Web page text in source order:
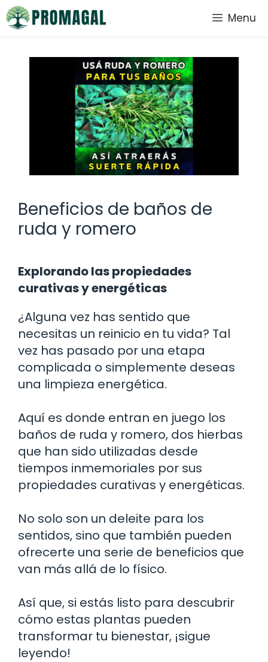
Saltar
al
Menu
Beneficios de baños de
ruda y romero
Explorando las propiedades
curativas y energéticas
¿Alguna vez has sentido que
necesitas un reinicio en tu vida? Tal
vez has pasado por una etapa
complicada o simplemente deseas
una limpieza energética.
Aquí es donde entran en juego los
baños de ruda y romero, dos hierbas
que han sido utilizadas desde
tiempos inmemoriales por sus
propiedades curativas y energéticas.
No solo son un deleite para los
sentidos, sino que también pueden
ofrecerte una serie de beneficios que
van más allá de lo físico.
Así que, si estás listo para descubrir
cómo estas plantas pueden
transformar tu bienestar, ¡sigue
leyendo!